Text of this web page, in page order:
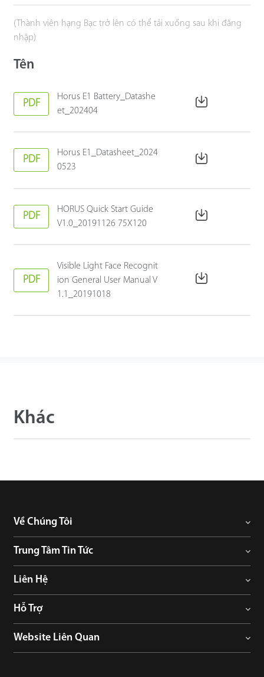
(Thành viên hạng Bạc trở lên có thể tải xuống sau khi đăng
nhập)
Tên
PDF
Horus E1 Battery_Datashe
et_202404
PDF
Horus E1_Datasheet_2024
0523
PDF
HORUS Quick Start Guide
V1.0_20191126 75X120
PDF
Visible Light Face Recognit
ion General User Manual V
1.1_20191018
Khác
Về Chúng Tôi
Trung Tâm Tin Tức
Liên Hệ
Hỗ Trợ
Website Liên Quan